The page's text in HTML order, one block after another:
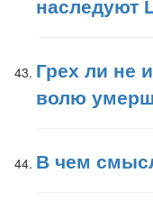
наследуют
Грех ли не
волю
В чем